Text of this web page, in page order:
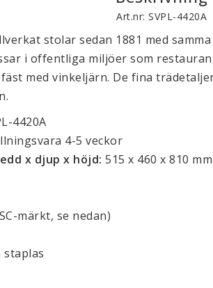
Art.nr: SVPL-4420A
stolar sedan 1881 med
i offentliga miljöer som
med vinkeljärn. De fina
4420A
4-5 veckor
x djup x höjd: 515 x 460 x 810 mm
märkt, se nedan)
staplas